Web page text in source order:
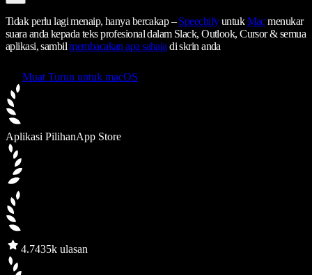
Tidak perlu lagi menaip, hanya bercakap –SpeechifyuntukMacmenukar
suara anda kepada teks profesional dalam Slack, Outlook, Cursor & semua
aplikasi, sambilmembacakan apa sahaja di skrin anda
Muat Turun untuk macOS
Aplikasi PilihanApp Store
4.7435k ulasan